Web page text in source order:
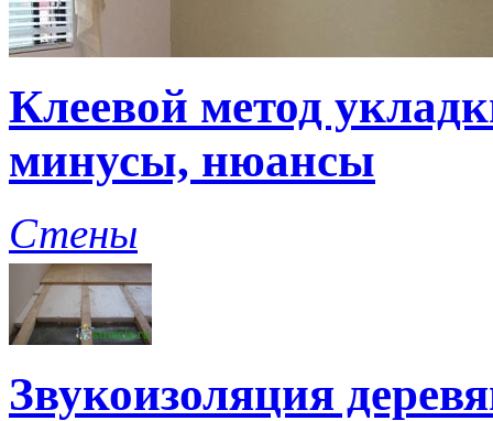
Клеевой метод
минусы, нюансы
Стены
Звукоизоляция